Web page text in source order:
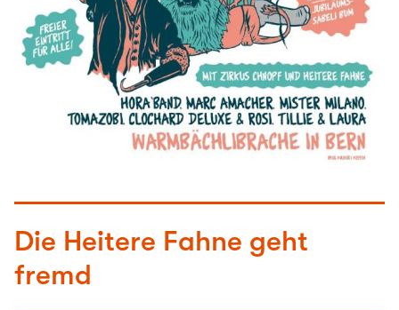
Die Heitere Fahne geht
fremd